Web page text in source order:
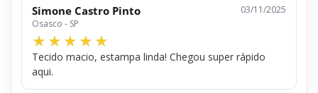
Simone Castro Pinto
Osasco - SP
03/11/2025
Tecido macio, estampa linda! Chegou super rápido
aqui.